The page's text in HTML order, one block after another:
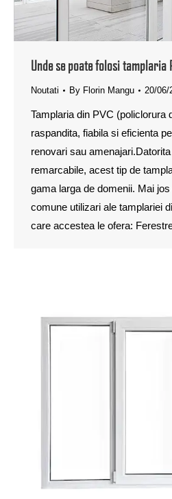
Unde se poate folosi tamplaria
Noutati By Florin Mangu 20/06/
Tamplaria din PVC (policlorura
raspandita, fiabila si eficienta
renovari sau
remarcabile, acest tip de
gama larga de domenii. Mai
comune utilizari ale tamplariei
care accestea le ofera: